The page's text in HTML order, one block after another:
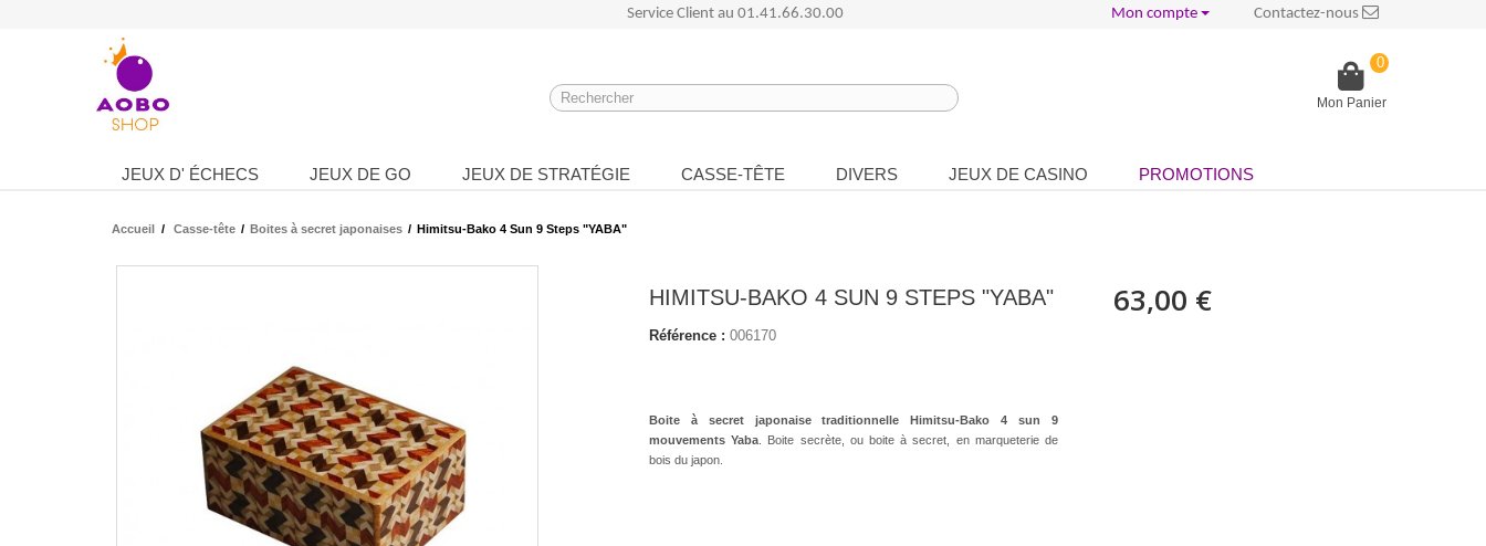
Contactez-nous
Service Client au 01.41.66.30.00 Mon compte
Mon Panier
0
JEUX D' ÉCHECS JEUX DE GO JEUX DE STRATÉGIE CASSE-TÊTE DIVERS JEUX DE CASINO PROMOTIONS
Accueil / Casse-tête / Boites à secret japonaises / Himitsu-Bako 4 Sun 9 Steps "YABA"
HIMITSU-BAKO 4 SUN 9 STEPS "YABA"
Référence : 006170
Boite à secret japonaise traditionnelle Himitsu-Bako 4 sun 9
mouvements Yaba . Boite secrète, ou boite à secret, en marqueterie de
bois du japon.
63,00 €